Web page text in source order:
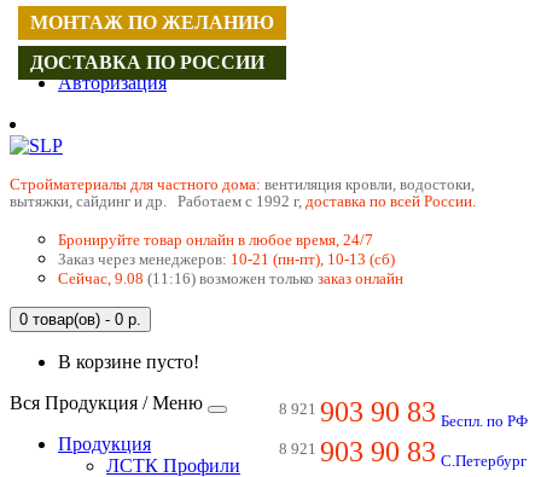
Регистрация
Авторизация
Cтройматериалы для частного дома: вентиляция кровли, водостоки,
вытяжки, сайдинг и др. Работаем с 1992 г, доставка по всей России.
Бронируйте товар онлайн в любое время, 24/7
Заказ через менеджеров: 10-21 (пн-пт), 10-13 (сб)
Сейчас, 9.08 (11:16) возможен только заказ онлайн
0 товар(ов) - 0 р.
В корзине пусто!
8 921 903 90 83 Беспл. по РФ
8 921 903 90 83 С.Петербург
Вся Продукция / Меню
Продукция
ЛСТК Профили
МОНТАЖ ПО ЖЕЛАНИЮ
ДОСТАВКА ПО РОССИИ